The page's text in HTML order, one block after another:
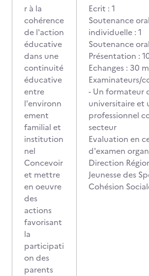
r à la
cohérence
de l'action
éducative
dans une
continuité
éducative
entre
l'environn
ement
familial et
institution
nel
Concevoir
et mettre
en oeuvre
des
actions
favorisant
la
participati
on des
parents
Ecrit : 1
Soutenance
individuelle : 1
Soutenance
Présentation :
Echanges : 30
Examinateurs/
- Un formateur
universitaire et
professionnel
secteur
Evaluation en
d'examen
Direction
Jeunesse des
Cohésion